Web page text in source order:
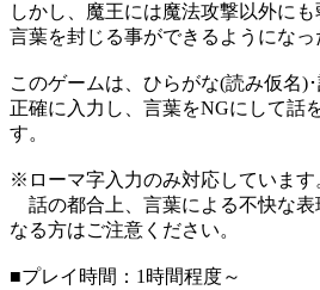
しかし、魔王には魔法攻撃以外にも
言葉を封じる事ができるようになっ
このゲームは、ひらがな(読み仮名)
正確に入力し、言葉をNGにして話
す。
※ローマ字入力のみ対応しています
話の都合上、言葉による不快な表
なる方はご注意ください。
■プレイ時間：1時間程度～